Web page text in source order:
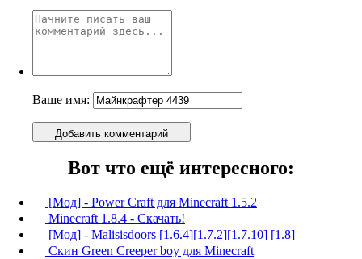
Ваше имя:
Добавить комментарий
Вот что ещё интересного:
[Мод] - Power Craft для Minecraft 1.5.2
Minecraft 1.8.4 - Скачать!
[Мод] - Malisisdoors [1.6.4][1.7.2][1.7.10] [1.8]
Скин Green Сreeper boy для Minecraft